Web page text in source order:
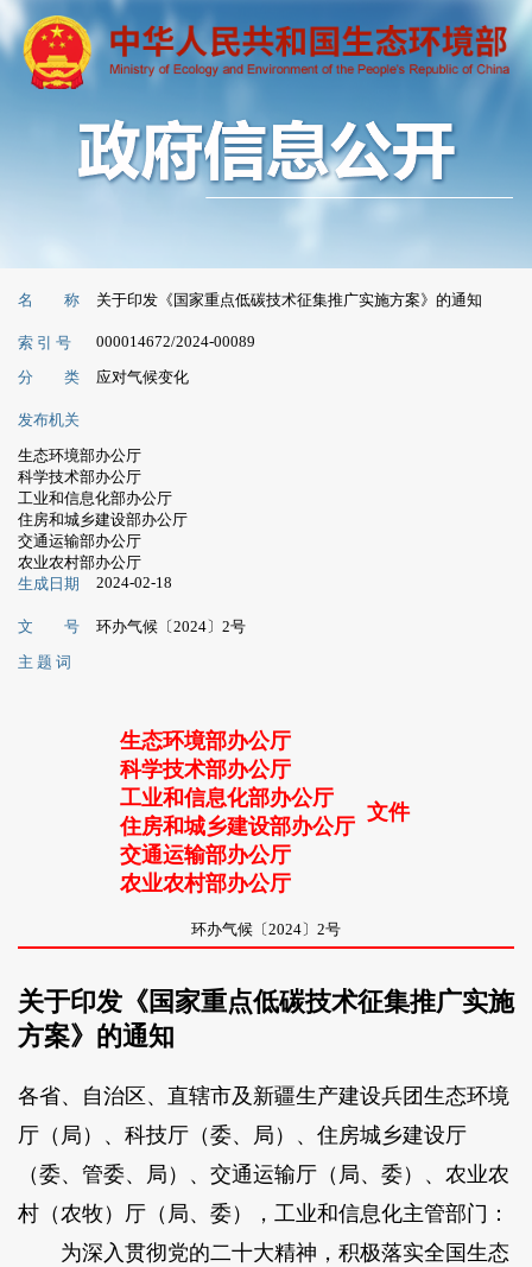
名 称 关于印发《国家重点低碳技术征集推广实施方案》的通知
索 引 号 000014672/2024-00089
分 类 应对气候变化
发布机关
生态环境部办公厅
科学技术部办公厅
工业和信息化部办公厅
住房和城乡建设部办公厅
交通运输部办公厅
农业农村部办公厅
生成日期
2024-02-18
文 号
环办气候〔2024〕2号
主 题 词
生态环境部办公厅
科学技术部办公厅
工业和信息化部办公厅
住房和城乡建设部办公厅
交通运输部办公厅
农业农村部办公厅
文件
环办气候〔2024〕2号
关于印发《国家重点低碳技术征集推广实施
方案》的通知
各省、自治区、直辖市及新疆生产建设兵团生态环境
厅（局）、科技厅（委、局）、住房城乡建设厅
（委、管委、局）、交通运输厅（局、委）、农业农
村（农牧）厅（局、委），工业和信息化主管部门：
为深入贯彻党的二十大精神，积极落实全国生态